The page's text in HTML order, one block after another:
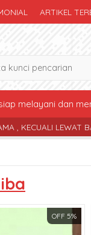
ARTIKEL
melayani dan
LEWAT BATAS
OFF 5%